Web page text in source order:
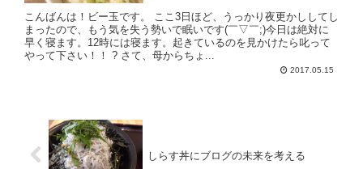
こんばんは！ビー玉です。 ここ3日ほど、うっかり夜更かししてし
まったので、もう気を失う勢いで眠いです(￣▽￣;)今日は絶対に
早く寝ます。12時には寝ます。起きているのを見かけたら叱って
やって下さい！！ ? さて、母からちょ...
2017.05.15
しらす丼にブログの未来を考える